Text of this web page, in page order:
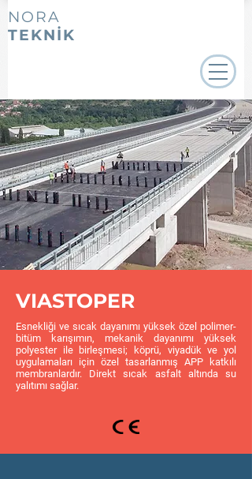
NORA
TEKNİK
VIASTOPER
Esnekliği ve sıcak dayanımı yüksek özel polimer-
bitüm karışımın, mekanik dayanımı yüksek
polyester ile birleşmesi; köprü, viyadük ve yol
uygulamaları için özel tasarlanmış APP katkılı
membranlardır. Direkt sıcak asfalt altında su
yalıtımı sağlar.